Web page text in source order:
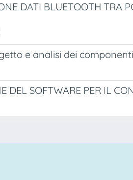
DATI BLUETOOTH TRA
e analisi dei
DEL SOFTWARE PER IL